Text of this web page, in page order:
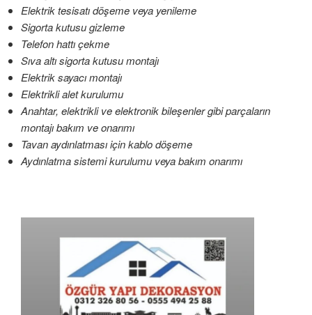
Elektrik tesisatı döşeme veya yenileme
Sigorta kutusu gizleme
Telefon hattı çekme
Sıva altı sigorta kutusu montajı
Elektrik sayacı montajı
Elektrikli alet kurulumu
Anahtar, elektrikli ve elektronik bileşenler gibi parçaların
montajı bakım ve onarımı
Tavan aydınlatması için kablo döşeme
Aydınlatma sistemi kurulumu veya bakım onarımı